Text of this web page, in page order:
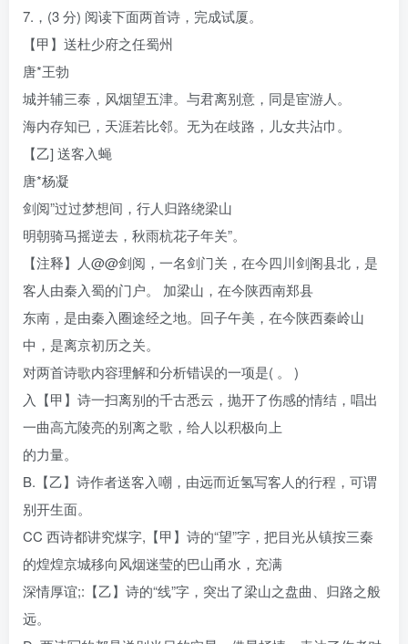
7.，(3 分) 阅读下面两首诗，完成试厦。
【甲】送杜少府之任蜀州
唐*王勃
城并辅三泰，风烟望五津。与君离别意，同是宦游人。
海内存知已，天涯若比邻。无为在歧路，儿女共沾巾。
【乙] 送客入蝇
唐*杨凝
剑阅”过过梦想间，行人归路绕梁山
明朝骑马摇逆去，秋雨杭花子年关”。
【注释】人@@剑阅，一名剑门关，在今四川剑阁县北，是
客人由秦入蜀的门户。 加梁山，在今陕西南郑县
东南，是由秦入圈途经之地。回子午美，在今陕西秦岭山
中，是离京初历之关。
对两首诗歌内容理解和分析错误的一项是( 。 )
入【甲】诗一扫离别的千古悉云，抛开了伤感的情结，唱出
一曲高亢陵亮的别离之歌，给人以积极向上
的力量。
B.【乙】诗作者送客入嘲，由远而近氢写客人的行程，可谓
别开生面。
CC 西诗都讲究煤字,【甲】诗的“望”字，把目光从镇按三秦
的煌煌京城移向风烟迷莹的巴山甬水，充满
深情厚谊;:【乙】诗的“线”字，突出了梁山之盘曲、归路之般
远。